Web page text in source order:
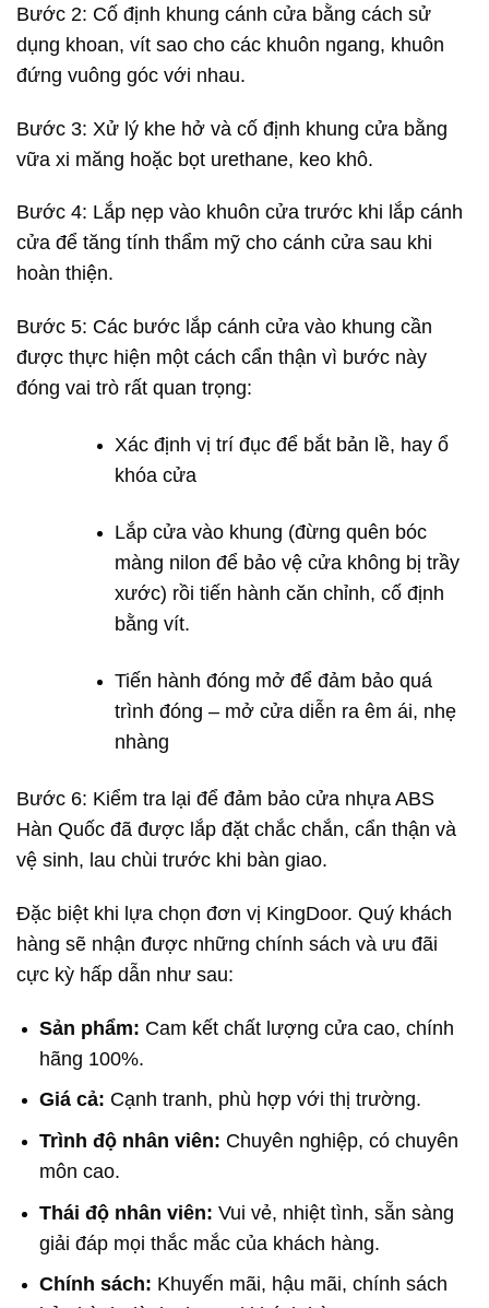
Bước 2: Cố định khung cánh cửa bằng cách sử
dụng khoan, vít sao cho các khuôn ngang, khuôn
đứng vuông góc với nhau.
Bước 3: Xử lý khe hở và cố định khung cửa bằng
vữa xi măng hoặc bọt urethane, keo khô.
Bước 4: Lắp nẹp vào khuôn cửa trước khi lắp cánh
cửa để tăng tính thẩm mỹ cho cánh cửa sau khi
hoàn thiện.
Bước 5: Các bước lắp cánh cửa vào khung cần
được thực hiện một cách cẩn thận vì bước này
đóng vai trò rất quan trọng:
Xác định vị trí đục để bắt bản lề, hay ổ
khóa cửa
Lắp cửa vào khung (đừng quên bóc
màng nilon để bảo vệ cửa không bị trầy
xước) rồi tiến hành căn chỉnh, cố định
bằng vít.
Tiến hành đóng mở để đảm bảo quá
trình đóng – mở cửa diễn ra êm ái, nhẹ
nhàng
Bước 6: Kiểm tra lại để đảm bảo cửa nhựa ABS
Hàn Quốc đã được lắp đặt chắc chắn, cẩn thận và
vệ sinh, lau chùi trước khi bàn giao.
Đặc biệt khi lựa chọn đơn vị KingDoor. Quý khách
hàng sẽ nhận được những chính sách và ưu đãi
cực kỳ hấp dẫn như sau:
Sản phẩm: Cam kết chất lượng cửa cao, chính
hãng 100%.
Giá cả: Cạnh tranh, phù hợp với thị trường.
Trình độ nhân viên: Chuyên nghiệp, có chuyên
môn cao.
Thái độ nhân viên: Vui vẻ, nhiệt tình, sẵn sàng
giải đáp mọi thắc mắc của khách hàng.
Chính sách: Khuyến mãi, hậu mãi, chính sách